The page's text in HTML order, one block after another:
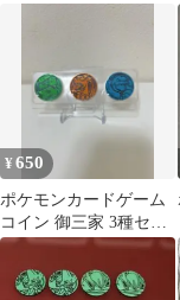
¥650
ポケモンカードゲーム
コイン 御三家 3種セッ
ト